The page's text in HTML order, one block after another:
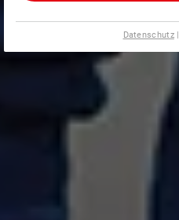
Datenschutz|